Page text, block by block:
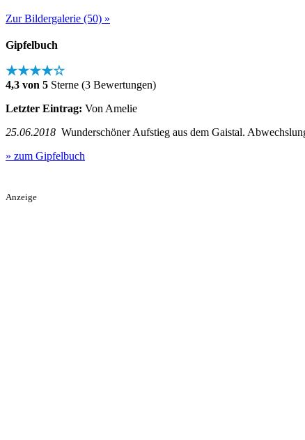
Zur Bildergalerie (50) »
Gipfelbuch
★★★★☆
4,3 von 5 Sterne (3 Bewertungen)
Letzter Eintrag: Von Amelie
25.06.2018 Wunderschöner Aufstieg aus dem Gaistal.
» zum Gipfelbuch
Anzeige